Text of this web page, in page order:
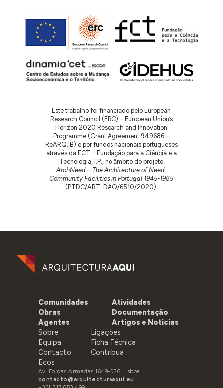
Este trabalho foi financiado pelo European
Research Council (ERC) – European Union’s
Horizon 2020 Research and Innovation
Programme (Grant Agreement 949686 –
ReARQ.IB) e por fundos nacionais portugueses
através da FCT – Fundação para a Ciência e a
Tecnologia, I.P., no âmbito do projeto
ArchNeed – The Architecture of Need:
Community Facilities in Portugal 1945-1985
(PTDC/ART-DAQ/6510/2020).
Comunidades
Obras
Agentes
Atividades
Documentação
Artigos e Noticias
Sobre
Equipa
Contacto
Ecos
Ligações
Ficha Técnica
Contribua
Av. Forças Armadas 1649-026 Lisboa
contacto@arquitecturaaqui.eu